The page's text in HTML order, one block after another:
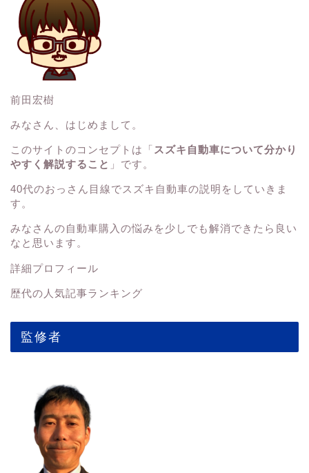
前田宏樹
みなさん、はじめまして。
このサイトのコンセプトは「 スズキ自動車について分かり
やすく解説すること 」です。
40代のおっさん目線でスズキ自動車の説明をしていきま
す。
みなさんの自動車購入の悩みを少しでも解消できたら良い
なと思います。
詳細プロフィール
歴代の人気記事ランキング
監修者